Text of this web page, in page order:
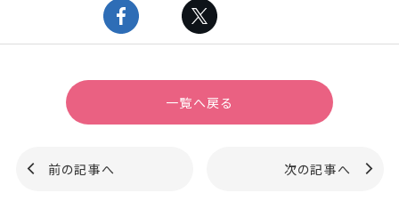
一覧へ戻る
前の記事へ 次の記事へ